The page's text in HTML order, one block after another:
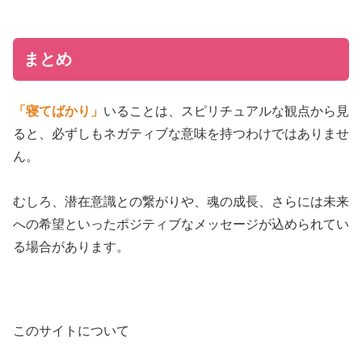
まとめ
「寝てばかり」 いることは、スピリチュアルな観点から見
ると、必ずしもネガティブな意味を持つわけではありませ
ん。
むしろ、潜在意識との繋がりや、魂の成長、さらには未来
への希望といったポジティブなメッセージが込められてい
る場合があります。
このサイトについて